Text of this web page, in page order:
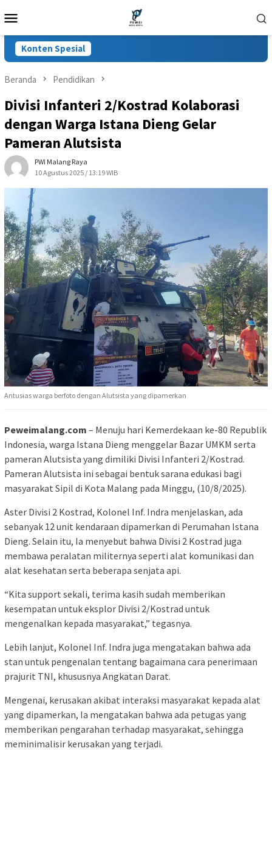
ke
Mobile
Konten Spesial
Beranda Pendidikan
Divisi Infanteri 2/Kostrad Kolaborasi
dengan Warga Istana Dieng Gelar
Pameran Alutsista
PWI Malang Raya
10 Agustus 2025 / 13:19 WIB
Antusias warga berfoto dengan Alutsista yang dipamerkan
Peweimalang.com – Menuju hari Kemerdekaan ke-80 Republik
Indonesia, warga Istana Dieng menggelar Bazar UMKM serta
pameran Alutsista yang dimiliki Divisi Infanteri 2/Kostrad.
Pameran Alutsista ini sebagai bentuk sarana edukasi bagi
masyarakat Sipil di Kota Malang pada Minggu, (10/8/2025).
Aster Divisi 2 Kostrad, Kolonel Inf. Indra menjelaskan, ada
sebanyak 12 unit kendaraan dipamerkan di Perumahan Istana
Dieng. Selain itu, Ia menyebut bahwa Divisi 2 Kostrad juga
membawa peralatan militernya seperti alat komunikasi dan
alat kesehatan serta beberapa senjata api.
“Kita support sekali, terima kasih sudah memberikan
kesempatan untuk eksplor Divisi 2/Kostrad untuk
mengenalkan kepada masyarakat,” tegasnya.
Lebih lanjut, Kolonel Inf. Indra juga mengatakan bahwa ada
stan untuk pengenalan tentang bagaimana cara penerimaan
prajurit TNI, khususnya Angkatan Darat.
Mengenai, kerusakan akibat interaksi masyarakat kepada alat
yang dipamerkan, Ia mengatakan bahwa ada petugas yang
memberikan pengarahan terhadap masyarakat, sehingga
meminimalisir kerusakan yang terjadi.